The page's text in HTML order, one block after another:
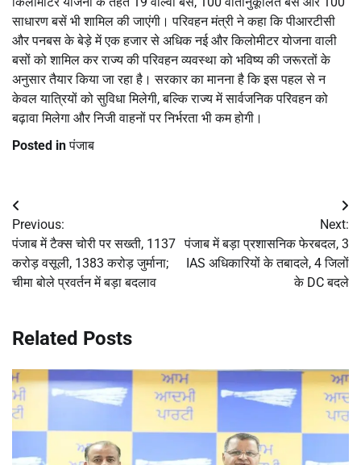
साधारण बसें भी शामिल की जाएंगी। परिवहन मंत्री ने कहा कि पीआरटीसी
और पनबस के बेड़े में एक हजार से अधिक नई और किलोमीटर योजना वाली
बसों को शामिल कर राज्य की परिवहन व्यवस्था को भविष्य की जरूरतों के
अनुसार तैयार किया जा रहा है। सरकार का मानना है कि इस पहल से न
केवल यात्रियों को सुविधा मिलेगी, बल्कि राज्य में सार्वजनिक परिवहन को
बढ़ावा मिलेगा और निजी वाहनों पर निर्भरता भी कम होगी।
Posted inपंजाब
Post
navigation
Previous:
पंजाब में टैक्स चोरी पर सख्ती, 1137
करोड़ वसूली, 1383 करोड़ जुर्माना;
चीमा बोले प्रवर्तन में बड़ा बदलाव
Next:
पंजाब में बड़ा प्रशासनिक फेरबदल, 3
IAS अधिकारियों के तबादले, 4 जिलों
के DC बदले
Related Posts